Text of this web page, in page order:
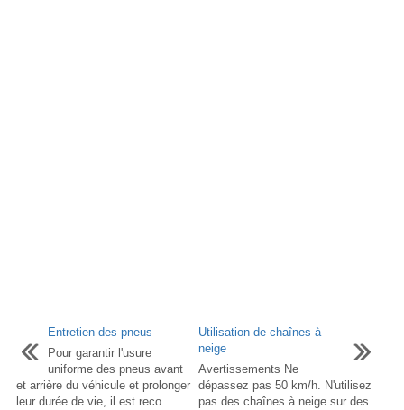
Entretien des pneus
Pour garantir l'usure
uniforme des pneus avant
et arrière du véhicule et prolonger
leur durée de vie, il est reco ...
Utilisation de chaînes à
neige
Avertissements Ne
dépassez pas 50 km/h. N'utilisez
pas des chaînes à neige sur des